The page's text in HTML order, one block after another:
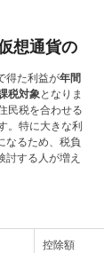
想通貨の
得た利益が年間
税対象となりま
民税を合わせる
。特に大きな利
なるため、税負
討する人が増え
控除額